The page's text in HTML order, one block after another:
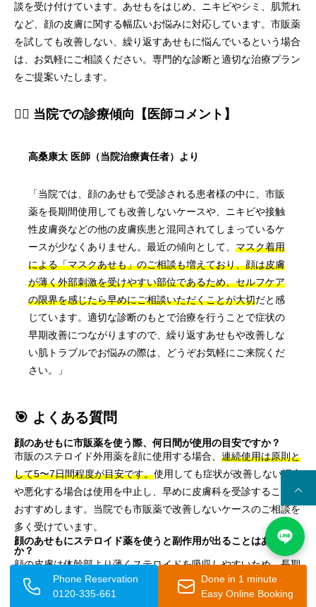
談を受け付けています。あせもをはじめ、ニキビやシミ、肌荒れ
など、顔の皮膚に関する幅広いお悩みに対応しています。市販薬
を試しても改善しない、繰り返すあせもに悩んでいるという場合
は、お気軽にご相談ください。専門的な診断と適切な治療プラン
をご提案いたします。
👨‍⚕️ 当院での診療傾向【医師コメント】
高桑康太 医師（当院治療責任者）より
「当院では、顔のあせもで受診される患者様の中に、市販
薬を長期間使用しても改善しないケースや、ニキビや接触
性皮膚炎などの他の皮膚疾患と混同されてしまっているケ
ースが少なくありません。最近の傾向として、 マスク着用
による「マスクあせも」のご相談も増えており、顔は皮膚
が薄く外部刺激を受けやすい部位であるため、セルフケア
の限界を感じたら早めにご相談いただくことが大切だと感
じています。適切な診断のもとで治療を行うことで症状の
早期改善につながりますので、繰り返すあせもや改善しな
い肌トラブルでお悩みの際は、どうぞお気軽にご来院くだ
さい。」
🎯 よくある質問
顔のあせもに市販薬を使う際、何日間が使用の目安ですか？
市販のステロイド外用薬を顔に使用する場合、 連続使用は原則と
して5〜7日間程度が目安です。使用しても症状が改善しない場合
や悪化する場合は使用を中止し、早めに皮膚科を受診することを
おすすめします。当院でも市販薬で改善しないケースのご相談を
多く受けています。
顔のあせもにステロイド薬を使うと副作用が出ることはあります
か？
顔の皮膚は体幹部より薄くステロイドを吸収しやすいため、長期
使用や強いランクのステロイドを使うと、皮膚が薄くなる・毛細
血管が拡張するなどの副作用が生じる可能性があります。また、
Phone Reservation
0120-335-661
Done in 1 minute
Easy Online Booking